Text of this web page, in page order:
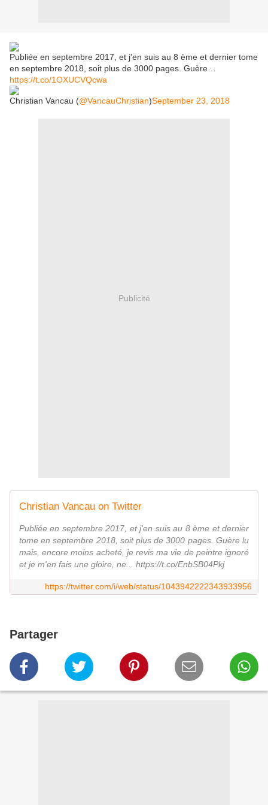
Publiée en septembre 2017, et j'en suis au 8 ème et dernier tome
en septembre 2018, soit plus de 3000 pages. Guère…
https://t.co/1OXUCVQcwa
Christian Vancau (@VancauChristian)September 23, 2018
Publicité
Christian Vancau on Twitter
Publiée en septembre 2017, et j'en suis au 8 ème et dernier
tome en septembre 2018, soit plus de 3000 pages. Guère lu
mais, encore moins acheté, je revis ma vie de peintre ignoré
et je m'en fais une gloire, ne... https://t.co/EnbSB04Pkj
https://twitter.com/i/web/status/1043942222343933956
Partager